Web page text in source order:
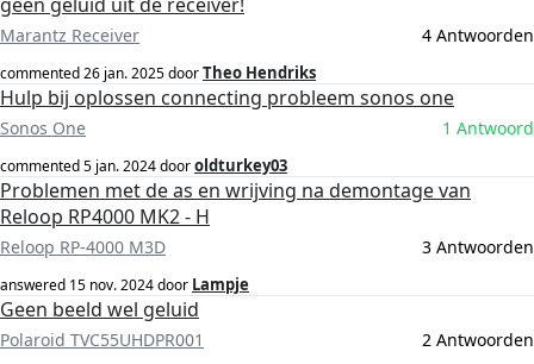
Marantz Receiver 4 Antwoorden
commented26 jan. 2025doorTheo Hendriks
Hulp bij oplossen connecting probleem sonos one
Sonos One 1 Antwoord
commented5 jan. 2024dooroldturkey03
Problemen met de as en wrijving na demontage van
Reloop RP4000 MK2 - H
Reloop RP-4000 M3D 3 Antwoorden
answered 15 nov. 2024door Lampje
Geen beeld wel geluid
Polaroid TVC55UHDPR001 2 Antwoorden